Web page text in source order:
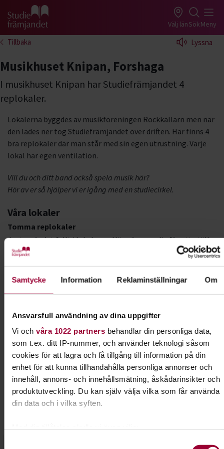
Samtycke Information Reklaminställningar Om
Ansvarsfull användning av dina uppgifter
Vi och våra 1022 partnersbehandlar din personliga data,
som t.ex. ditt IP-nummer, och använder teknologi såsom
cookies för att lagra och få tillgång till information på din
enhet för att kunna tillhandahålla personliga annonser och
innehåll, annons- och innehållsmätning, åskådarinsikter och
produktutveckling. Du kan själv välja vilka som får använda
din data och i vilka syften.
Gå till studiefrämjandets startsida Välj länSökMeny
Tillbaka Lyssna
Musikhuset Knipan, Forshaga
I musikhuset Knipan har Studiefrämjandet 4
replokaler.
Lokalerna byggdes av musikföreningen Rockkällarn men när
den lades ner tog Studiefrämjandet över driften. Här finns 4
bra replokaler där man står med sin egen utrustning. Varje
lokal har egen ventilation.
Vill du och ditt band också spela musik här?
Hör av er så hjälper vi er igång med en studiecirkel.
Våra lokaler
Tomma replokaler
Just nu är det fullt i lokalerna. Hör gärna av dig för att ställa
dig på kölista.
Tom replokal
Starta en studiecirkel
För att få tillgång till våra lokaler behöver ni starta en
studiecirkel hos Studiefrämjandet. Då kan vi även hjälpa er
andra saker som coachning, spelningar, utrustning,
seminarier m.m.
Hör av er till oss så berättar vi mer!